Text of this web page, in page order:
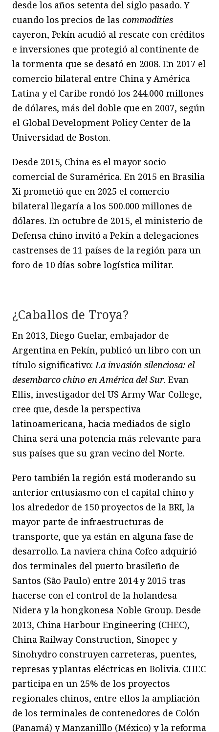
desde los años setenta del siglo pasado. Y
cuando los precios de las commodities
cayeron, Pekín acudió al rescate con créditos
e inversiones que protegió al continente de
la tormenta que se desató en 2008. En 2017 el
comercio bilateral entre China y América
Latina y el Caribe rondó los 244.000 millones
de dólares, más del doble que en 2007, según
el Global Development Policy Center de la
Universidad de Boston.
Desde 2015, China es el mayor socio
comercial de Suramérica. En 2015 en Brasilia
Xi prometió que en 2025 el comercio
bilateral llegaría a los 500.000 millones de
dólares. En octubre de 2015, el ministerio de
Defensa chino invitó a Pekín a delegaciones
castrenses de 11 países de la región para un
foro de 10 días sobre logística militar.
¿Caballos de Troya?
En 2013, Diego Guelar, embajador de
Argentina en Pekín, publicó un libro con un
título significativo:La invasión silenciosa: el
desembarco chino en América del Sur. Evan
Ellis, investigador del US Army War College,
cree que, desde la perspectiva
latinoamericana, hacia mediados de siglo
China será una potencia más relevante para
sus países que su gran vecino del Norte.
Pero también la región está moderando su
anterior entusiasmo con el capital chino y
los alrededor de 150 proyectos de la BRI, la
mayor parte de infraestructuras de
transporte, que ya están en alguna fase de
desarrollo. La naviera china Cofco adquirió
dos terminales del puerto brasileño de
Santos (São Paulo) entre 2014 y 2015 tras
hacerse con el control de la holandesa
Nidera y la hongkonesa Noble Group. Desde
2013, China Harbour Engineering (CHEC),
China Railway Construction, Sinopec y
Sinohydro construyen carreteras, puentes,
represas y plantas eléctricas en Bolivia. CHEC
participa en un 25% de los proyectos
regionales chinos, entre ellos la ampliación
de los terminales de contenedores de Colón
(Panamá) y Manzanilllo (México) y la reforma